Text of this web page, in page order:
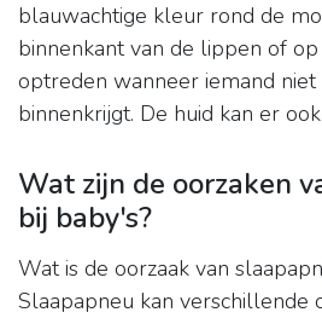
blauwachtige kleur rond de
binnenkant van de lippen of
optreden wanneer iemand
binnenkrijgt. De huid kan er
Wat zijn de oorzaken
bij baby's?
Wat is de oorzaak van
Slaapapneu kan verschillende